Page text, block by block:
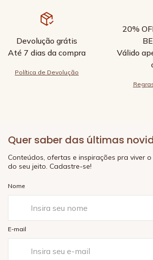
Devolução grátis
Até 7 dias da compra
Política de Devolução
20%
Válido
Quer saber das últimas
Conteúdos, ofertas e inspirações pra viver
do seu jeito. Cadastre-se!
Nome
E-mail